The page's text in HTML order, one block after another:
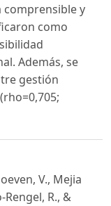
comprensible y
como
Además, se
gestión
V., Mejia
Rengel, R., &